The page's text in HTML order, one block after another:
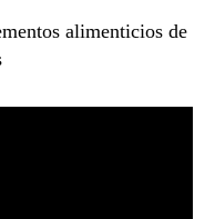
alimenticios de